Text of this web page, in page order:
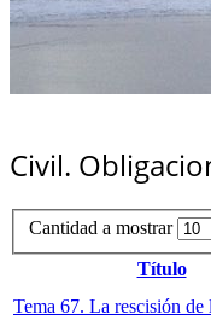
Civil.
Cantidad a mostrar
Título
Tema 67. La rescisión de